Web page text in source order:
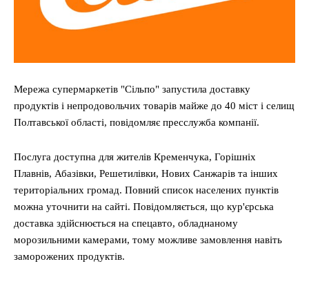
Мережа супермаркетів "Сільпо" запустила доставку
продуктів і непродовольчих товарів майже до 40 міст і селищ
Полтавської області, повідомляє пресслужба компанії.
Послуга доступна для жителів Кременчука, Горішніх
Плавнів, Абазівки, Решетилівки, Нових Санжарів та інших
територіальних громад. Повний список населених пунктів
можна уточнити на сайті. Повідомляється, що кур'єрська
доставка здійснюється на спецавто, обладнаному
морозильними камерами, тому можливе замовлення навіть
заморожених продуктів.